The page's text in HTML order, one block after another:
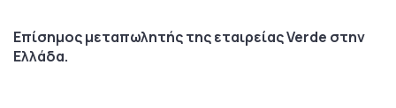
Επίσημος μεταπωλητής της εταιρείας Verde στην
Ελλάδα.